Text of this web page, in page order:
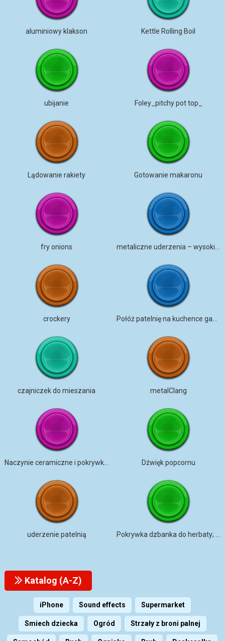
aluminiowy klakson Kettle Rolling Boil
ubijanie Foley_pitchy pot top_
Lądowanie rakiety Gotowanie makaronu
fry onions
crockery
czajniczek do mieszania metalClang
Naczynie ceramiczne i pokrywka _ Dźwięk popcornu
uderzenie patelnią
Katalog (A-Z)
iPhone Sound effects Supermarket
Smiech dziecka Ogród Strzały z broni palnej